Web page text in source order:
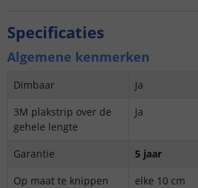
Specificaties
Algemene kenmerken
Dimbaar
Ja
3M plakstrip over de
gehele lengte
Ja
Garantie
5 jaar
Op maat te knippen
elke 10 cm